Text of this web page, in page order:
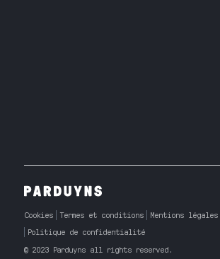
Cookies Termes et conditions
Mentions légales
Politique de confidentialité
© 2023 Parduyns all rights reserved.